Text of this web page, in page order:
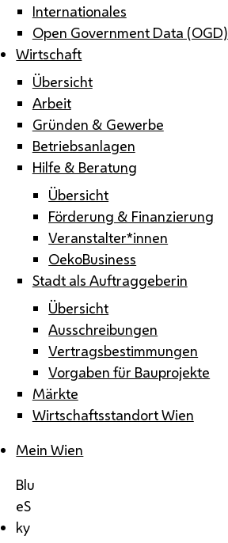
Internationales
Open Government Data (OGD)
Wirtschaft
Übersicht
Arbeit
Gründen & Gewerbe
Betriebsanlagen
Hilfe & Beratung
Übersicht
Förderung & Finanzierung
Veranstalter*innen
OekoBusiness
Stadt als Auftraggeberin
Übersicht
Ausschreibungen
Vertragsbestimmungen
Vorgaben für Bauprojekte
Märkte
Wirtschaftsstandort Wien
Mein Wien
Blu
eS
ky